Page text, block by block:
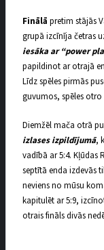
Finālā pretim stājās
grupā izcīnīja četras
iesāka ar “power
papildinot ar otrajā
Līdz spēles pirmās
guvumos, spēles
Diemžēl mača otrā
izlases izpildījumā,
vadībā ar 5:4.
septītā enda izdevās
neviens no mūsu
kapitulēt ar 5:9,
otrais fināls divās